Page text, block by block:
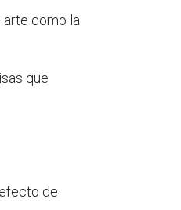
arte como la
que
de